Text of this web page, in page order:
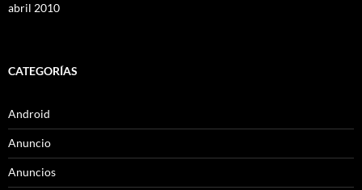
abril 2010
CATEGORÍAS
Android
Anuncio
Anuncios